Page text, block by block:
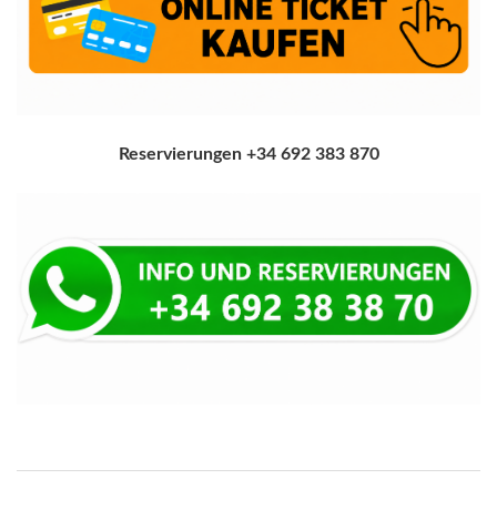
Reservierungen +34 692 383 870